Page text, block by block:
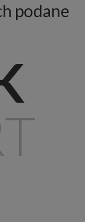
podane